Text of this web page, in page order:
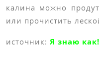
калина можно
или прочистить
источник: Я знаю как!